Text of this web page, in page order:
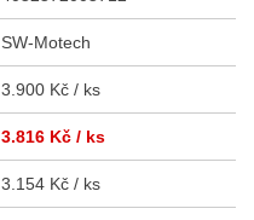
SW-Motech
3.900 Kč / ks
3.816 Kč / ks
3.154 Kč / ks